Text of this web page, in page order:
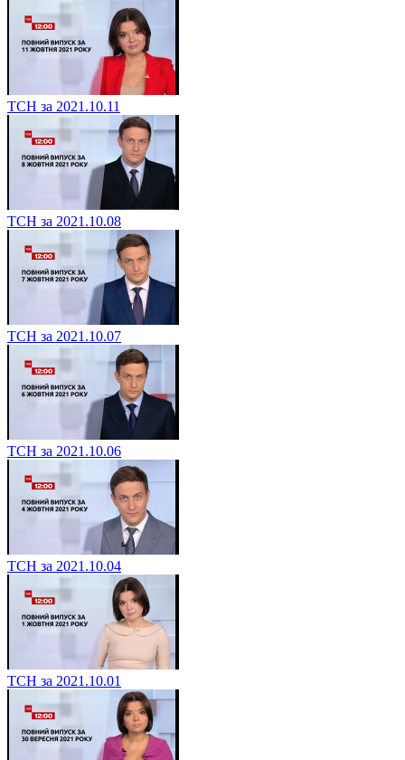
ТСН за 2021.10.11
ТСН за 2021.10.08
ТСН за 2021.10.07
ТСН за 2021.10.06
ТСН за 2021.10.04
ТСН за 2021.10.01